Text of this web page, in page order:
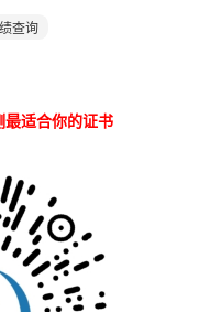
查询
最适合你的证书